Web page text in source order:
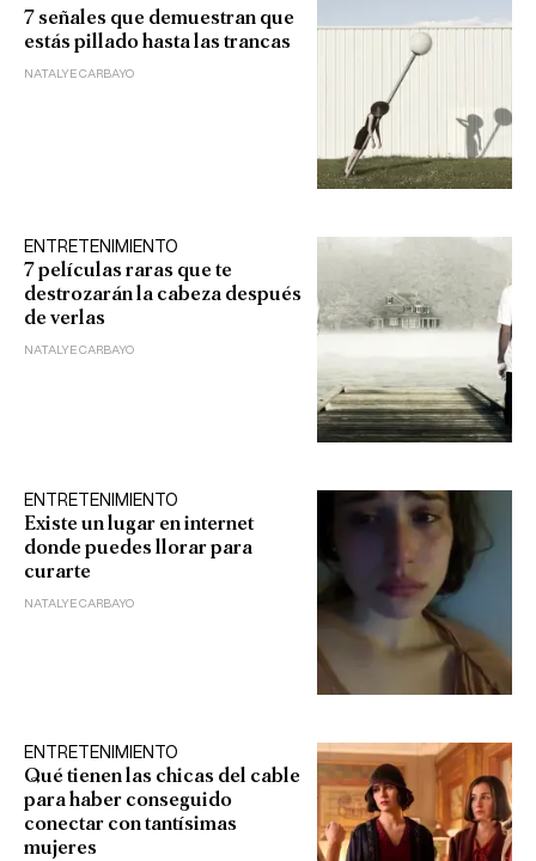
7 señales que demuestran que
estás pillado hasta las trancas
NATALYE CARBAYO
ENTRETENIMIENTO
7 películas raras que te
destrozarán la cabeza después
de verlas
NATALYE CARBAYO
ENTRETENIMIENTO
Existe un lugar en internet
donde puedes llorar para
curarte
NATALYE CARBAYO
ENTRETENIMIENTO
Qué tienen las chicas del cable
para haber conseguido
conectar con tantísimas
mujeres